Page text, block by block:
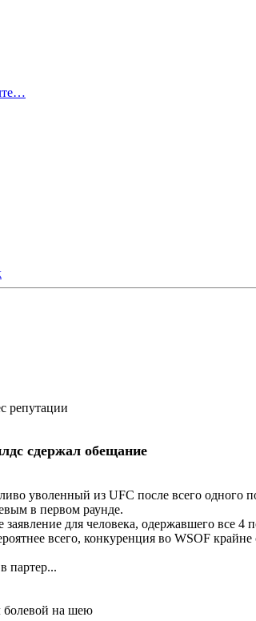
репутации
сдержал обещание
уволенный из UFC после всего одного
в первом раунде.
заявление для человека, одержавшего
всего, конкуренция во WSOF
партер...
болевой на шею